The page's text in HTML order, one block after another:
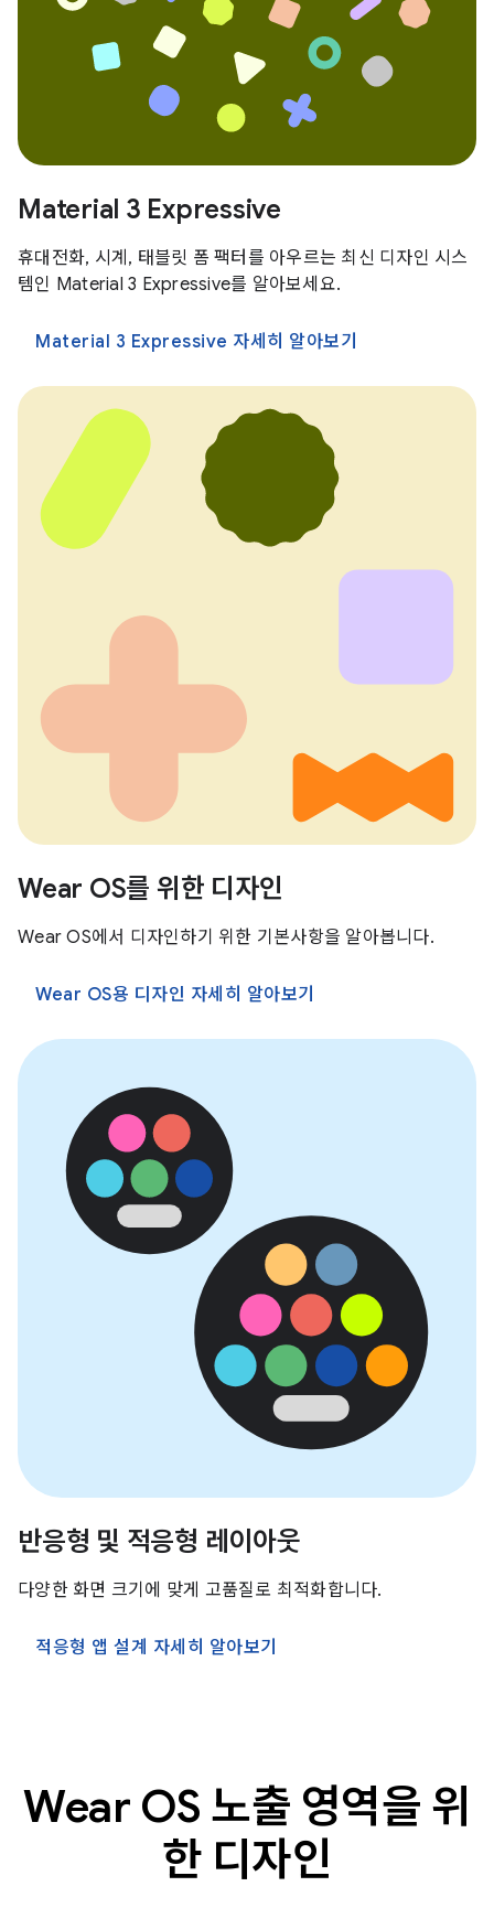
Material 3 Expressive
휴대전화, 시계, 태블릿 폼 팩터를 아우르는 최신 디자인 시스
템인 Material 3 Expressive를 알아보세요.
Material 3 Expressive 자세히 알아보기
Wear OS를 위한 디자인
Wear OS에서 디자인하기 위한 기본사항을 알아봅니다.
Wear OS용 디자인 자세히 알아보기
반응형 및 적응형 레이아웃
다양한 화면 크기에 맞게 고품질로 최적화합니다.
적응형 앱 설계 자세히 알아보기
Wear OS 노출 영역을 위
한 디자인